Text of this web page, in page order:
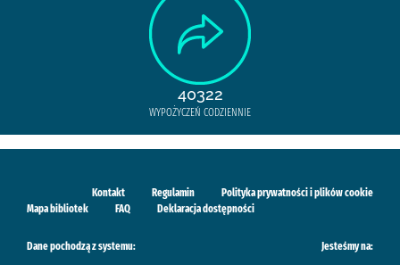
40322
WYPOŻYCZEŃ CODZIENNIE
Kontakt Regulamin
Polityka prywatności i plików cookie
Mapa bibliotek
FAQ Deklaracja dostępności
Dane pochodzą z systemu: Jesteśmy na: